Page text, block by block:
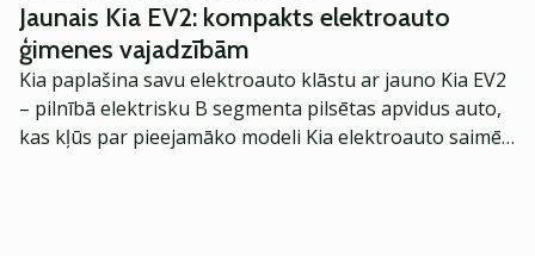
Jaunais Kia EV2: kompakts elektroauto
ģimenes vajadzībām
Kia paplašina savu elektroauto klāstu ar jauno Kia EV2
– pilnībā elektrisku B segmenta pilsētas apvidus auto,
kas kļūs par pieejamāko modeli Kia elektroauto saimē